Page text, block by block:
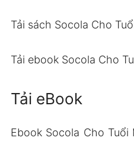
Tải sách Socola Cho
Tải ebook Socola Cho
Tải eBook
Ebook Socola Cho